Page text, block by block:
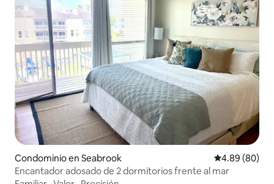
Condominio en Seabrook Calificación
4.89 (80)
Encantador adosado de 2 dormitorios frente al mar